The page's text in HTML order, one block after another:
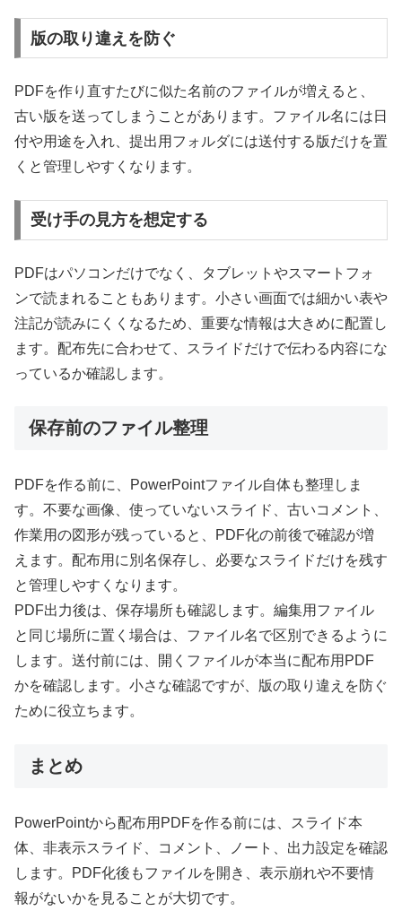
版の取り違えを防ぐ
PDFを作り直すたびに似た名前のファイルが増えると、
古い版を送ってしまうことがあります。ファイル名には日
付や用途を入れ、提出用フォルダには送付する版だけを置
くと管理しやすくなります。
受け手の見方を想定する
PDFはパソコンだけでなく、タブレットやスマートフォ
ンで読まれることもあります。小さい画面では細かい表や
注記が読みにくくなるため、重要な情報は大きめに配置し
ます。配布先に合わせて、スライドだけで伝わる内容にな
っているか確認します。
保存前のファイル整理
PDFを作る前に、PowerPointファイル自体も整理しま
す。不要な画像、使っていないスライド、古いコメント、
作業用の図形が残っていると、PDF化の前後で確認が増
えます。配布用に別名保存し、必要なスライドだけを残す
と管理しやすくなります。
PDF出力後は、保存場所も確認します。編集用ファイル
と同じ場所に置く場合は、ファイル名で区別できるように
します。送付前には、開くファイルが本当に配布用PDF
かを確認します。小さな確認ですが、版の取り違えを防ぐ
ために役立ちます。
まとめ
PowerPointから配布用PDFを作る前には、スライド本
体、非表示スライド、コメント、ノート、出力設定を確認
します。PDF化後もファイルを開き、表示崩れや不要情
報がないかを見ることが大切です。